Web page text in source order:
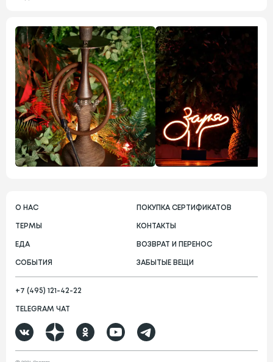
О НАС
ТЕРМЫ
ЕДА
СОБЫТИЯ
ПОКУПКА СЕРТИФИКАТОВ
КОНТАКТЫ
ВОЗВРАТ И ПЕРЕНОС
ЗАБЫТЫЕ ВЕЩИ
+7 (495) 121-42-22
TELEGRAM ЧАТ